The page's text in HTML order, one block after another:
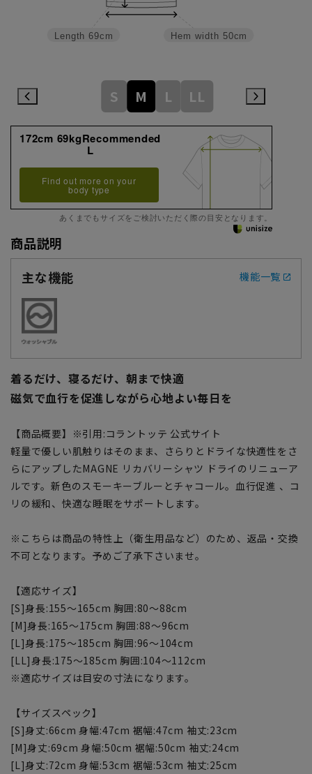
Hem width 50cm
Length 69cm
S M L LL
172cm 69kgRecommended
L
Find out more on your
body type
あくまでもサイズをご検討いただく際の目安となります。
商品説明
主な機能
機能一覧
着るだけ、寝るだけ、朝まで快適
磁気で血行を促進しながら心地よい毎日を
【商品概要】※引用:コラントッテ 公式サイト
軽量で優しい肌触りはそのまま、さらりとドライな快適性をさ
らにアップしたMAGNE リカバリーシャツ ドライのリニューア
ルです。新色のスモーキーブルーとチャコール。血行促進 、コ
リの緩和、快適な睡眠をサポートします。
※こちらは商品の特性上（衛生用品など）のため、返品・交換
不可となります。予めご了承下さいませ。
【適応サイズ】
[S]身長:155～165cm 胸囲:80～88cm
[M]身長:165～175cm 胸囲:88～96cm
[L]身長:175～185cm 胸囲:96～104cm
[LL]身長:175～185cm 胸囲:104～112cm
※適応サイズは目安の寸法になります。
【サイズスペック】
[S]身丈:66cm 身幅:47cm 裾幅:47cm 袖丈:23cm
[M]身丈:69cm 身幅:50cm 裾幅:50cm 袖丈:24cm
[L]身丈:72cm 身幅:53cm 裾幅:53cm 袖丈:25cm